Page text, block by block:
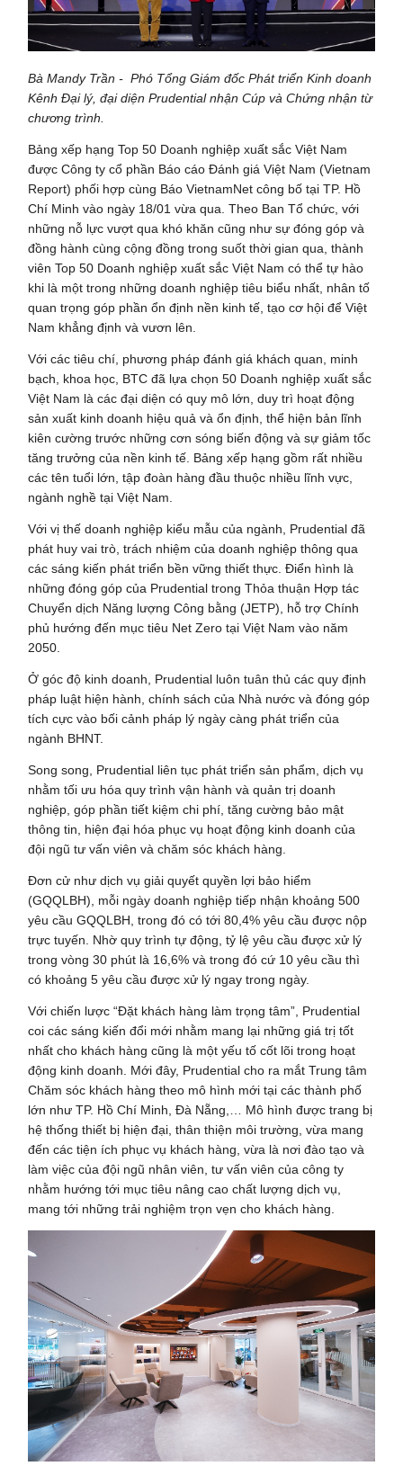
Bà Mandy Trần - Phó Tổng Giám đốc Phát triển Kinh doanh
Kênh Đại lý, đại diệnPrudential nhận Cúp và Chứng nhận từ
chương trình.
Bảng xếp hạng Top 50 Doanh nghiệp xuất sắc Việt Nam
được Công ty cổ phần Báo cáo Đánh giá Việt Nam (Vietnam
Report) phối hợp cùng Báo VietnamNet công bố tại TP. Hồ
Chí Minh vào ngày 18/01 vừa qua. Theo Ban Tổ chức, với
những nỗ lực vượt qua khó khăn cũng như sự đóng góp và
đồng hành cùng cộng đồng trong suốt thời gian qua, thành
viên Top 50 Doanh nghiệp xuất sắc Việt Nam có thể tự hào
khi là một trong những doanh nghiệp tiêu biểu nhất, nhân tố
quan trọng góp phần ổn định nền kinh tế, tạo cơ hội để Việt
Nam khẳng định và vươn lên.
Với các tiêu chí, phương pháp đánh giá khách quan, minh
bạch, khoa học, BTC đã lựa chọn 50 Doanh nghiệp xuất sắc
Việt Nam là các đại diện có quy mô lớn, duy trì hoạt động
sản xuất kinh doanh hiệu quả và ổn định, thể hiện bản lĩnh
kiên cường trước những cơn sóng biến động và sự giảm tốc
tăng trưởng của nền kinh tế. Bảng xếp hạng gồm rất nhiều
các tên tuổi lớn, tập đoàn hàng đầu thuộc nhiều lĩnh vực,
ngành nghề tại Việt Nam.
Với vị thế doanh nghiệp kiểu mẫu của ngành, Prudential đã
phát huy vai trò, trách nhiệm của doanh nghiệp thông qua
các sáng kiến phát triển bền vững thiết thực. Điển hình là
những đóng góp của Prudential trong Thỏa thuận Hợp tác
Chuyển dịch Năng lượng Công bằng (JETP), hỗ trợ Chính
phủ hướng đến mục tiêu Net Zero tại Việt Nam vào năm
2050.
Ở góc độ kinh doanh, Prudential luôn tuân thủ các quy định
pháp luật hiện hành, chính sách của Nhà nước và đóng góp
tích cực vào bối cảnh pháp lý ngày càng phát triển của
ngành BHNT.
Song song, Prudential liên tục phát triển sản phẩm, dịch vụ
nhằm tối ưu hóa quy trình vận hành và quản trị doanh
nghiệp, góp phần tiết kiệm chi phí, tăng cường bảo mật
thông tin, hiện đại hóa phục vụ hoạt động kinh doanh của
đội ngũ tư vấn viên và chăm sóc khách hàng.
Đơn cử như dịch vụ giải quyết quyền lợi bảo hiểm
(GQQLBH), mỗi ngày doanh nghiệp tiếp nhận khoảng 500
yêu cầu GQQLBH, trong đó có tới 80,4% yêu cầu được nộp
trực tuyến. Nhờ quy trình tự động, tỷ lệ yêu cầu được xử lý
trong vòng 30 phút là 16,6% và trong đó cứ 10 yêu cầu thì
có khoảng 5 yêu cầu được xử lý ngay trong ngày.
Với chiến lược “Đặt khách hàng làm trọng tâm”, Prudential
coi các sáng kiến đổi mới nhằm mang lại những giá trị tốt
nhất cho khách hàng cũng là một yếu tố cốt lõi trong hoạt
động kinh doanh. Mới đây, Prudential cho ra mắt Trung tâm
Chăm sóc khách hàng theo mô hình mới tại các thành phố
lớn như TP. Hồ Chí Minh, Đà Nẵng,… Mô hình được trang bị
hệ thống thiết bị hiện đại, thân thiện môi trường, vừa mang
đến các tiện ích phục vụ khách hàng, vừa là nơi đào tạo và
làm việc của đội ngũ nhân viên, tư vấn viên của công ty
nhằm hướng tới mục tiêu nâng cao chất lượng dịch vụ,
mang tới những trải nghiệm trọn vẹn cho khách hàng.